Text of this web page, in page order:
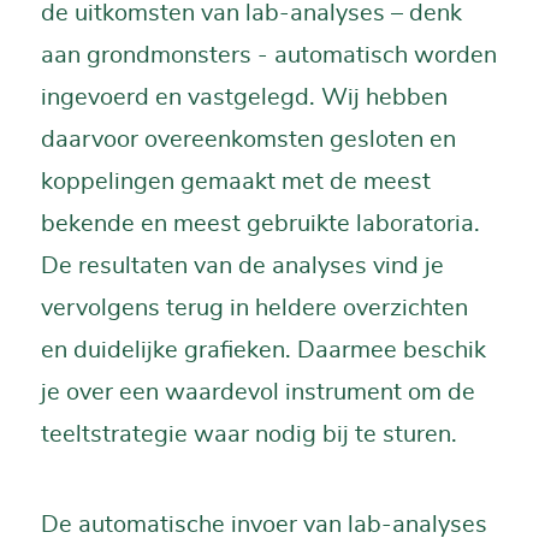
de uitkomsten van lab-analyses – denk
aan grondmonsters - automatisch worden
ingevoerd en vastgelegd. Wij hebben
daarvoor overeenkomsten gesloten en
koppelingen gemaakt met de meest
bekende en meest gebruikte laboratoria.
De resultaten van de analyses vind je
vervolgens terug in heldere overzichten
en duidelijke grafieken. Daarmee beschik
je over een waardevol instrument om de
teeltstrategie waar nodig bij te sturen.
De automatische invoer van lab-analyses